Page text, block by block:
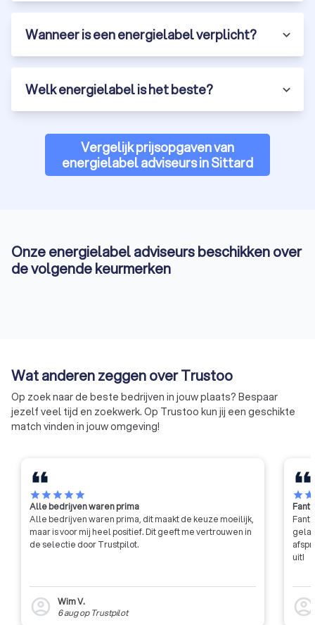
Wanneer is een energielabel verplicht?
Welk energielabel is het beste?
Vergelijk prijsopgaven van
energielabel adviseurs in Sittard
Onze energielabel adviseurs beschikken over
de volgende keurmerken
Wat anderen zeggen over Trustoo
Op zoek naar de beste bedrijven in jouw plaats? Bespaar
jezelf veel tijd en zoekwerk. Op Trustoo kun jij een geschikte
match vinden in jouw omgeving!
starstarstarstarstar
Alle bedrijven waren prima
Alle bedrijven waren prima, dit maakt de keuze moeilijk,
maar is voor mij heel positief. Dit geeft me vertrouwen in
de selectie door Trustpilot.
account_circle
Wim V.
6 augop Trustpilot
starstar
uit!
account_circle